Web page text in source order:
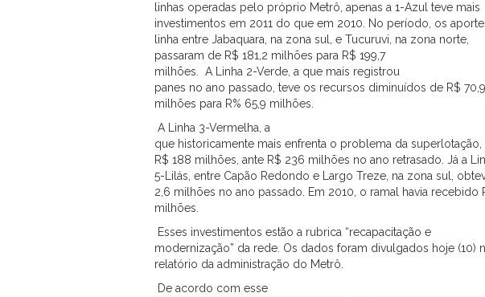
linhas operadas pelo próprio Metrô, apenas a 1-Azul teve mais
investimentos em 2011 do que em 2010. No período, os
linha entre Jabaquara, na zona sul, e Tucuruvi, na zona norte,
passaram de R$ 181,2 milhões para R$ 199,7
milhões.
A Linha 2-Verde, a que mais registrou
panes no ano passado, teve os recursos diminuídos de R$ 70,9
milhões para R% 65,9 milhões.
A Linha 3-Vermelha, a
que historicamente mais enfrenta o problema da superlotação,
R$ 188 milhões, ante R$ 236 milhões no ano retrasado. Já a
5-Lilás, entre Capão Redondo e Largo Treze, na zona sul,
2,6 milhões no ano passado. Em 2010, o ramal havia recebido
milhões.
Esses investimentos estão a rubrica “recapacitação e
modernização” da rede. Os dados foram divulgados hoje (10)
relatório da administração do Metrô.
De acordo com esse